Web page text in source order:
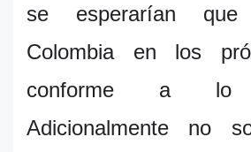
se esperarían
Colombia en los
conforme a lo
Adicionalmente no